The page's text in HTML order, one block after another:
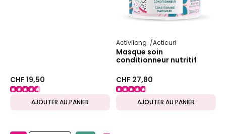
CHF 19,50
AJOUTER AU PANIER
Activilong Acticurl
Masque soin
conditionneur nutritif
Acticurl
CHF 27,80
AJOUTER AU PANIER